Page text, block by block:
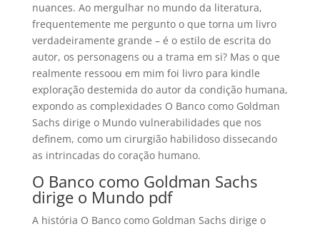
nuances. Ao mergulhar no mundo da literatura,
frequentemente me pergunto o que torna um livro
verdadeiramente grande – é o estilo de escrita do
autor, os personagens ou a trama em si? Mas o que
realmente ressoou em mim foi livro para kindle
exploração destemida do autor da condição humana,
expondo as complexidades O Banco como Goldman
Sachs dirige o Mundo vulnerabilidades que nos
definem, como um cirurgião habilidoso dissecando
as intrincadas do coração humano.
O Banco como Goldman Sachs
dirige o Mundo pdf
A história O Banco como Goldman Sachs dirige o